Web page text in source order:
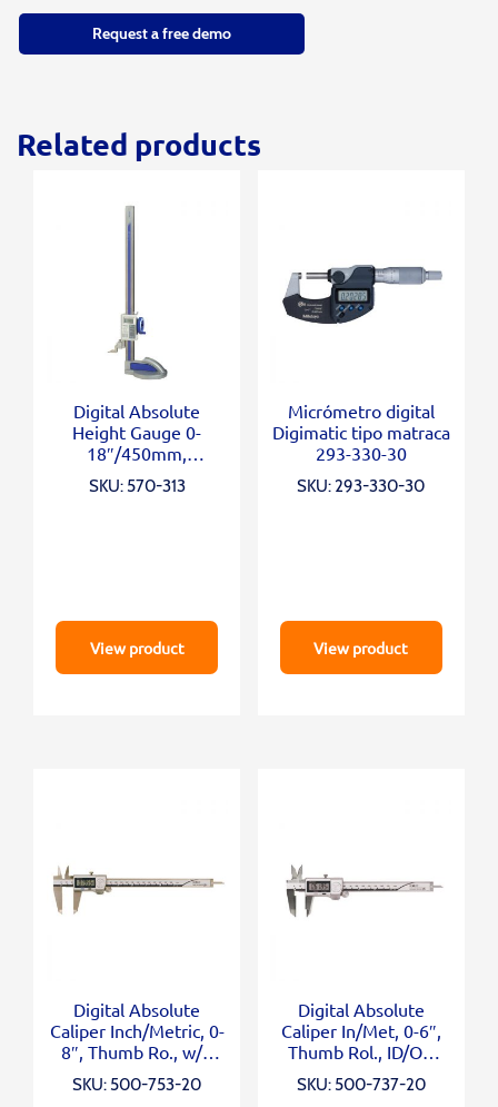
Request a free demo
Related products
Digital Absolute
Height Gauge 0-
18″/450mm,
SKU: 570-313
View product
Micrómetro digital
Digimatic tipo matraca
293-330-30
SKU: 293-330-30
View product
Digital Absolute
Caliper Inch/Metric, 0-
8″, Thumb Ro., w/o
SKU: 500-753-20
Digital Absolute
Caliper In/Met, 0-6″,
Thumb Rol., ID/OD
SKU: 500-737-20